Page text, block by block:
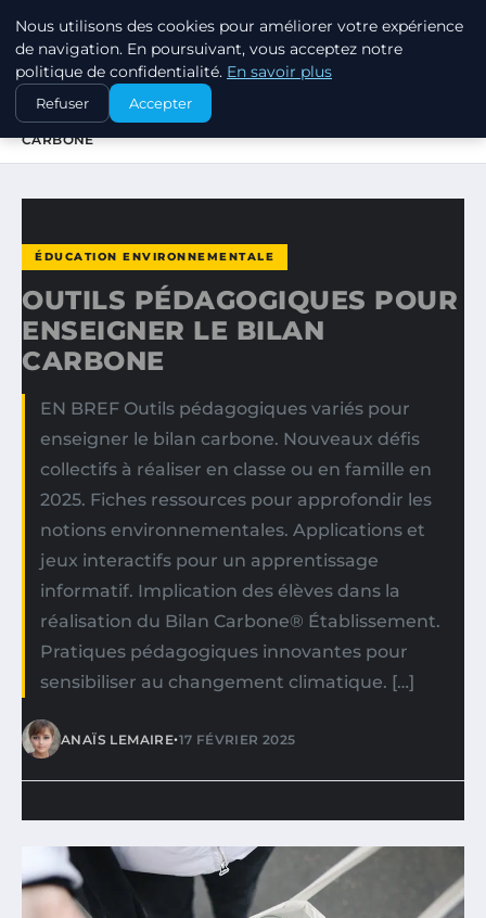
EXXON CLIMATE FOOTPRINT
ACCUEIL
ÉDUCATION ENVIRONNEMENTALE
OUTILS PÉDAGOGIQUES POUR ENSEIGNER LE BILAN
CARBONE
ÉDUCATION ENVIRONNEMENTALE
OUTILS PÉDAGOGIQUES POUR
ENSEIGNER LE BILAN
CARBONE
EN BREF Outils pédagogiques variés pour
enseigner le bilan carbone. Nouveaux défis
collectifs à réaliser en classe ou en famille en
2025. Fiches ressources pour approfondir les
notions environnementales. Applications et
jeux interactifs pour un apprentissage
informatif. Implication des élèves dans la
réalisation du Bilan Carbone® Établissement.
Pratiques pédagogiques innovantes pour
sensibiliser au changement climatique. […]
ANAÏS LEMAIRE•17 FÉVRIER 2025
Nous utilisons des cookies pour améliorer votre expérience
de navigation. En poursuivant, vous acceptez notre
politique de confidentialité. En savoir plus
Refuser Accepter